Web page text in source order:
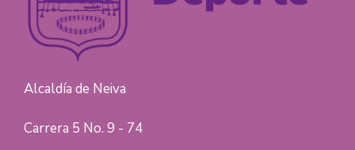
Alcaldía de Neiva
Carrera 5 No. 9 - 74